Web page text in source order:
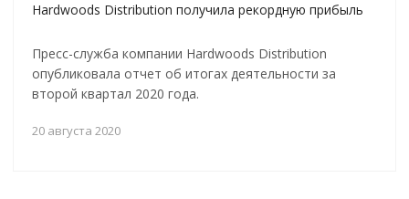
Hardwoods Distribution получила рекордную прибыль
Пресс-служба компании Hardwoods Distribution
опубликовала отчет об итогах деятельности за
второй квартал 2020 года.
20 августа 2020